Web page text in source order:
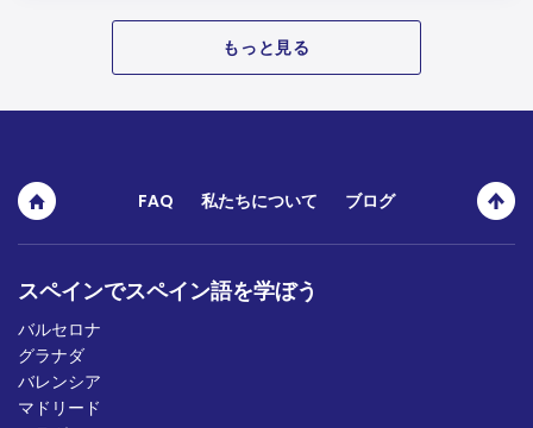
もっと見る
FAQ 私たちについて ブログ
スペインでスペイン語を学ぼう
バルセロナ
グラナダ
バレンシア
マドリード